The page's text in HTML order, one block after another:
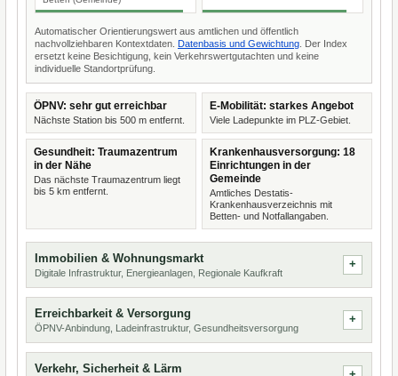
Automatischer Orientierungswert aus amtlichen und öffentlich
nachvollziehbaren Kontextdaten. Datenbasis und Gewichtung . Der Index
ersetzt keine Besichtigung, kein Verkehrswertgutachten und keine
individuelle Standortprüfung.
ÖPNV: sehr gut erreichbar
Nächste Station bis 500 m entfernt.
E-Mobilität: starkes Angebot
Viele Ladepunkte im PLZ-Gebiet.
Gesundheit: Traumazentrum
in der Nähe
Das nächste Traumazentrum liegt
bis 5 km entfernt.
Krankenhausversorgung: 18
Einrichtungen in der
Gemeinde
Amtliches Destatis-
Krankenhausverzeichnis mit
Betten- und Notfallangaben.
Immobilien & Wohnungsmarkt
Digitale Infrastruktur, Energieanlagen, Regionale Kaufkraft
Erreichbarkeit & Versorgung
ÖPNV-Anbindung, Ladeinfrastruktur, Gesundheitsversorgung
Verkehr, Sicherheit & Lärm